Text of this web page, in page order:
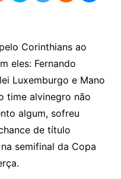
Corinthians ao
eles: Fernando
Luxemburgo e Mano
time alvinegro não
algum, sofreu
de título
semifinal da Copa